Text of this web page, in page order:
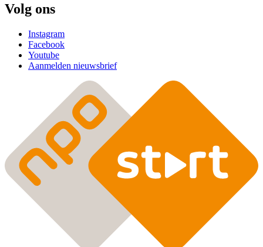
Volg ons
Instagram
Facebook
Youtube
Aanmelden nieuwsbrief